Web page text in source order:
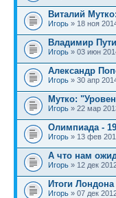
Виталий
Игорь » 18 ноя
Владимир
Игорь » 03 июн
Александр
Игорь » 30 апр
Мутко:
Игорь » 22 мар
Олимпиада -
Игорь » 13 фев
А что нам
Игорь » 12 дек
Итоги Лондона
Игорь » 07 дек